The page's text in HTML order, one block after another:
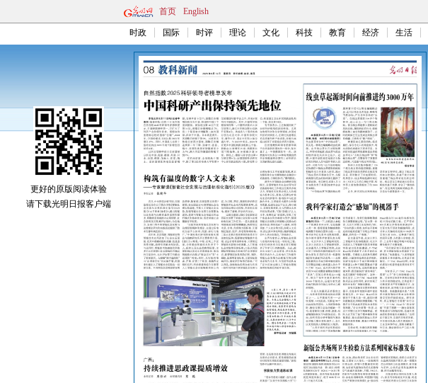
首页 English
时政 国际 时评 理论 文化 科技 教育 经济 生活
更好的原版阅读体验
请下载光明日报客户端